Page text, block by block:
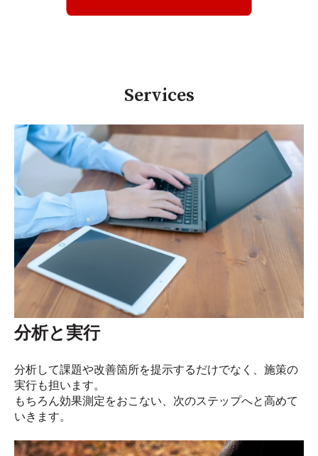
Services
分析と実行
分析して課題や改善箇所を提示するだけでなく、施策の
実行も担います。
もちろん効果測定をおこない、次のステップへと高めて
いきます。